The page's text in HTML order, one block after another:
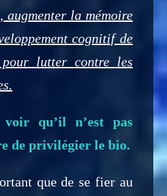
augmenter la mémoire
cognitif de
pour lutter contre les
qu’il n’est pas
de privilégier le bio.
que de se fier au